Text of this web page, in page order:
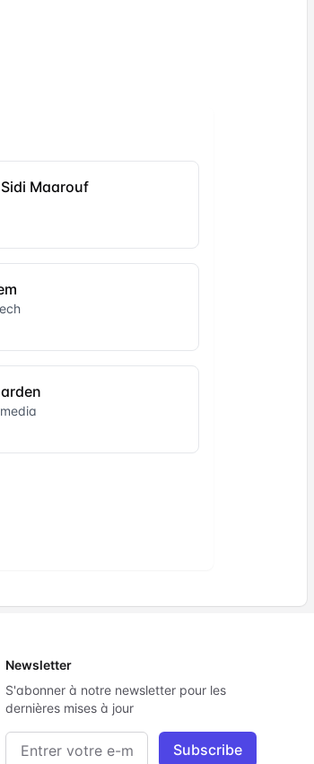
Maarouf
Newsletter
S'abonner à notre newsletter pour les
dernières mises à jour
Adresse e-mail Subscribe